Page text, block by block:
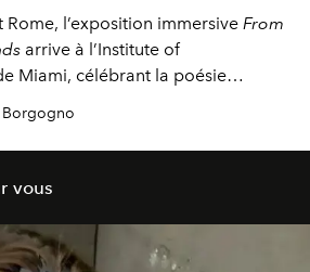
Rome, l’exposition immersive From
arrive à l’Institute of
Miami, célébrant la poésie
Dolce&Gabbana.
Borgogno
vous